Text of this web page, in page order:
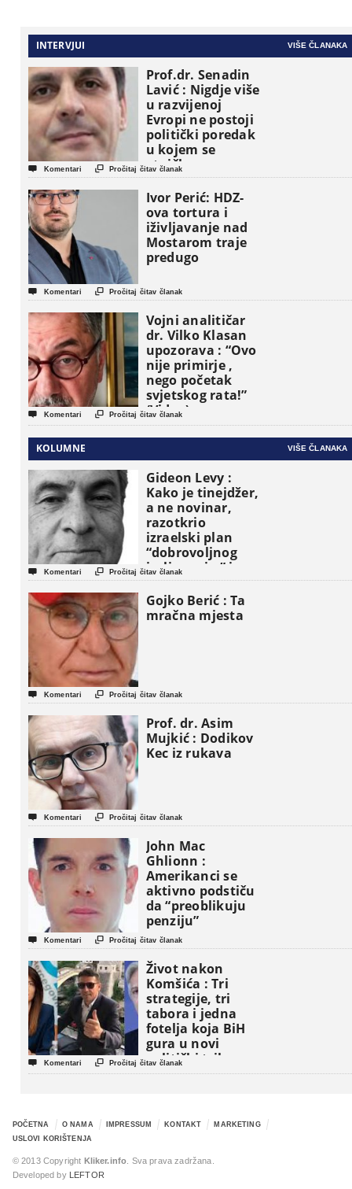
INTERVJUI VIŠE ČLANAKA
Prof.dr. Senadin
Lavić : Nigdje više
u razvijenoj
Evropi ne postoji
politički poredak
u kojem se
etničke grupe
pojavljuju kao
osnovne
političke jedinice
 Komentari  Pročitaj čitav članak
Ivor Perić: HDZ-
ova tortura i
iživljavanje nad
Mostarom traje
predugo
 Komentari  Pročitaj čitav članak
Vojni analitičar
dr. Vilko Klasan
upozorava : “Ovo
nije primirje ,
nego početak
svjetskog rata!”
(Video)
 Komentari  Pročitaj čitav članak
KOLUMNE VIŠE ČLANAKA
Gideon Levy :
Kako je tinejdžer,
a ne novinar,
razotkrio
izraelski plan
“dobrovoljnog
iseljavanja ” iz
Gaze
 Komentari  Pročitaj čitav članak
Gojko Berić : Ta
mračna mjesta
 Komentari  Pročitaj čitav članak
Prof. dr. Asim
Mujkić : Dodikov
Kec iz rukava
 Komentari  Pročitaj čitav članak
John Mac
Ghlionn :
Amerikanci se
aktivno podstiču
da “preoblikuju
penziju”
 Komentari  Pročitaj čitav članak
Život nakon
Komšića : Tri
strategije, tri
tabora i jedna
fotelja koja BiH
gura u novi
politički triler
 Komentari  Pročitaj čitav članak
POČETNA O NAMA IMPRESSUM KONTAKT
MARKETING
USLOVI KORIŠTENJA
© 2013 Copyright Kliker.info . Sva prava zadržana.
Developed by
LEFTOR